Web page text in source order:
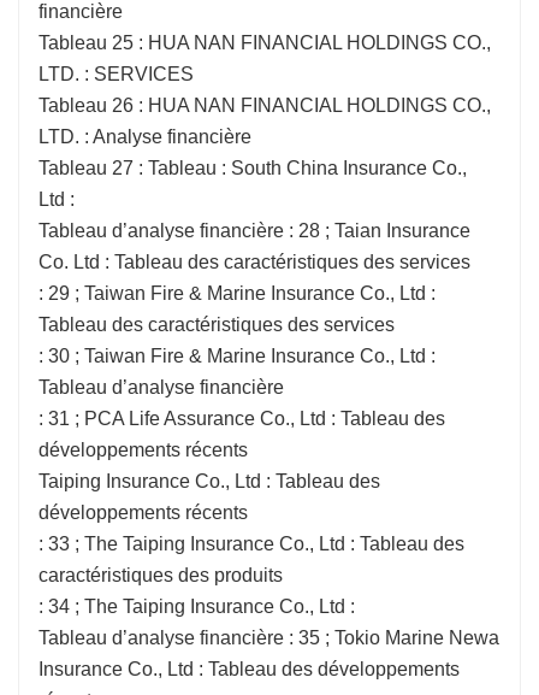
financière
Tableau 25 : HUA NAN FINANCIAL HOLDINGS CO.,
LTD. : SERVICES
Tableau 26 : HUA NAN FINANCIAL HOLDINGS CO.,
LTD. : Analyse financière
Tableau 27 : Tableau : South China Insurance Co.,
Ltd :
Tableau d’analyse financière : 28 ; Taian Insurance
Co. Ltd : Tableau des caractéristiques des services
: 29 ; Taiwan Fire & Marine Insurance Co., Ltd :
Tableau des caractéristiques des services
: 30 ; Taiwan Fire & Marine Insurance Co., Ltd :
Tableau d’analyse financière
: 31 ; PCA Life Assurance Co., Ltd : Tableau des
développements récents
Taiping Insurance Co., Ltd : Tableau des
développements récents
: 33 ; The Taiping Insurance Co., Ltd : Tableau des
caractéristiques des produits
: 34 ; The Taiping Insurance Co., Ltd :
Tableau d’analyse financière : 35 ; Tokio Marine Newa
Insurance Co., Ltd : Tableau des développements